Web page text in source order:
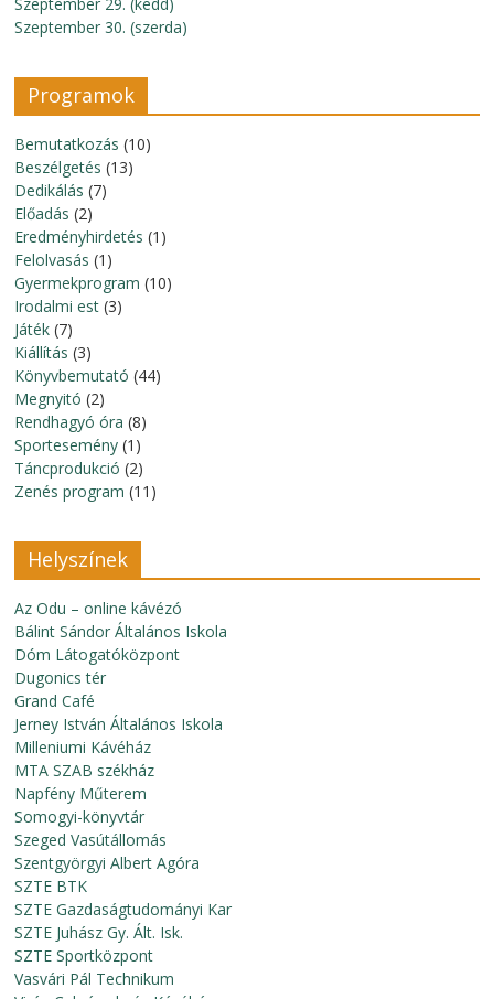
Szeptember 30. (szerda)
Programok
Bemutatkozás (10)
Beszélgetés (13)
Dedikálás (7)
Előadás (2)
Eredményhirdetés (1)
Felolvasás (1)
Gyermekprogram (10)
Irodalmi est (3)
Játék (7)
Kiállítás (3)
Könyvbemutató (44)
Megnyitó (2)
Rendhagyó óra (8)
Sportesemény (1)
Táncprodukció (2)
Zenés program (11)
Helyszínek
Az Odu – online kávézó
Bálint Sándor Általános Iskola
Dóm Látogatóközpont
Dugonics tér
Grand Café
Jerney István Általános Iskola
Milleniumi Kávéház
MTA SZAB székház
Napfény Műterem
Somogyi-könyvtár
Szeged Vasútállomás
Szentgyörgyi Albert Agóra
SZTE BTK
SZTE Gazdaságtudományi Kar
SZTE Juhász Gy. Ált. Isk.
SZTE Sportközpont
Vasvári Pál Technikum